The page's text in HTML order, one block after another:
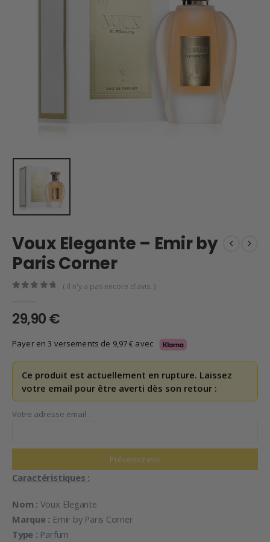
Voux Elegante – Emir by
Paris Corner
( Il n'y a pas encore d'avis. )
29,90€
Payer en 3 versements de 9,97€ avec
Ce produit est actuellement en rupture. Laissez
votre email pour être averti dès son retour :
Votre adresse email :
Caractéristiques :
Nom : Voux Elegante
Marque : Emir by Paris Corner
Type : Parfum